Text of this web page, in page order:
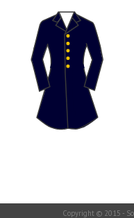
Copyright © 2015 -